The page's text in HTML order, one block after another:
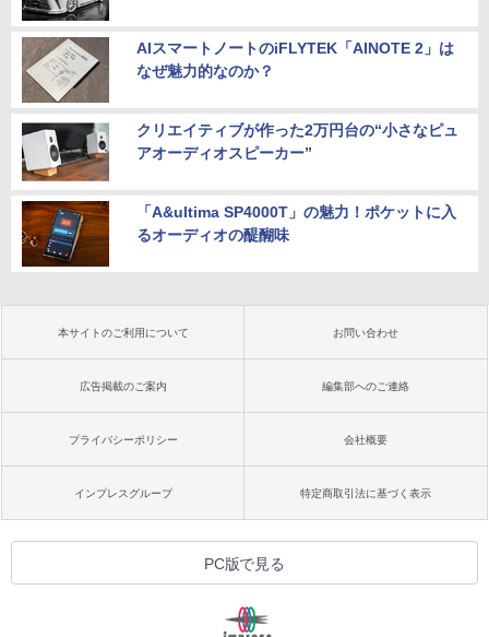
AIスマートノートのiFLYTEK「AINOTE 2」は
なぜ魅力的なのか？
クリエイティブが作った2万円台の“小さなピュ
アオーディオスピーカー”
「A&ultima SP4000T」の魅力！ポケットに入
るオーディオの醍醐味
本サイトのご利用について お問い合わせ
広告掲載のご案内 編集部へのご連絡
プライバシーポリシー 会社概要
インプレスグループ 特定商取引法に基づく表示
PC版で見る